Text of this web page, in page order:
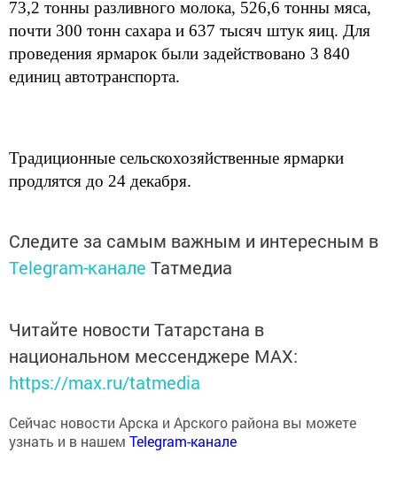
73,2 тонны разливного молока, 526,6 тонны мяса,
почти 300 тонн сахара и 637 тысяч штук яиц. Для
проведения ярмарок были задействовано 3 840
единиц автотранспорта.
Традиционные сельскохозяйственные ярмарки
продлятся до 24 декабря.
Следите за самым важным и интересным в
Telegram-канале Татмедиа
Читайте новости Татарстана в
национальном мессенджере MАХ:
https://max.ru/tatmedia
Сейчас новости Арска и Арского района вы можете
узнать и в нашем Telegram-канале